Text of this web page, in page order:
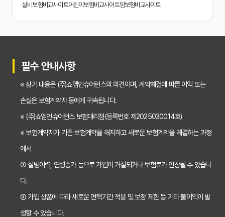
치아보험 비교사이트 선택 전 반드시 알아야 할 5가지 핵심 질문
임플란트, 크라운 치료비 부담? 치아보험 비교사이트 활용법 및 보장꿀팁
2026년 치아보험, 가격 vs 보장! 비교 분석으로 나에게 딱 맞는 보험 찾기
치아보험 비교사이트 활용법: 숨겨진 보장까지 꼼꼼하게 찾는 꿀팁
실비보험비교사이트어린이보험비교사이트암보험비교사이트
필수 안내사항
※ 상기 내용은 (주)쇼엠인슈어런스의 의견이며, 계약체결에 따른 이익 또는
손실은 보험계약자 등에게 귀속됩니다.
※ (주)쇼엠인슈어런스 보험대리점(등록번호 제2025030014호)
※ 보험계약자가 기존 보험계약을 해지하고 새로운 보험계약을 체결하는 과정
에서
① 질병이력, 연령증가 등으로 가입이 거절되거나 보험료가 인상될 수 있습니
다.
② 가입 상품에 따라 새로운 면책기간 적용 및 보장 제한 등 기타 불이익이 발
생할 수 있습니다.